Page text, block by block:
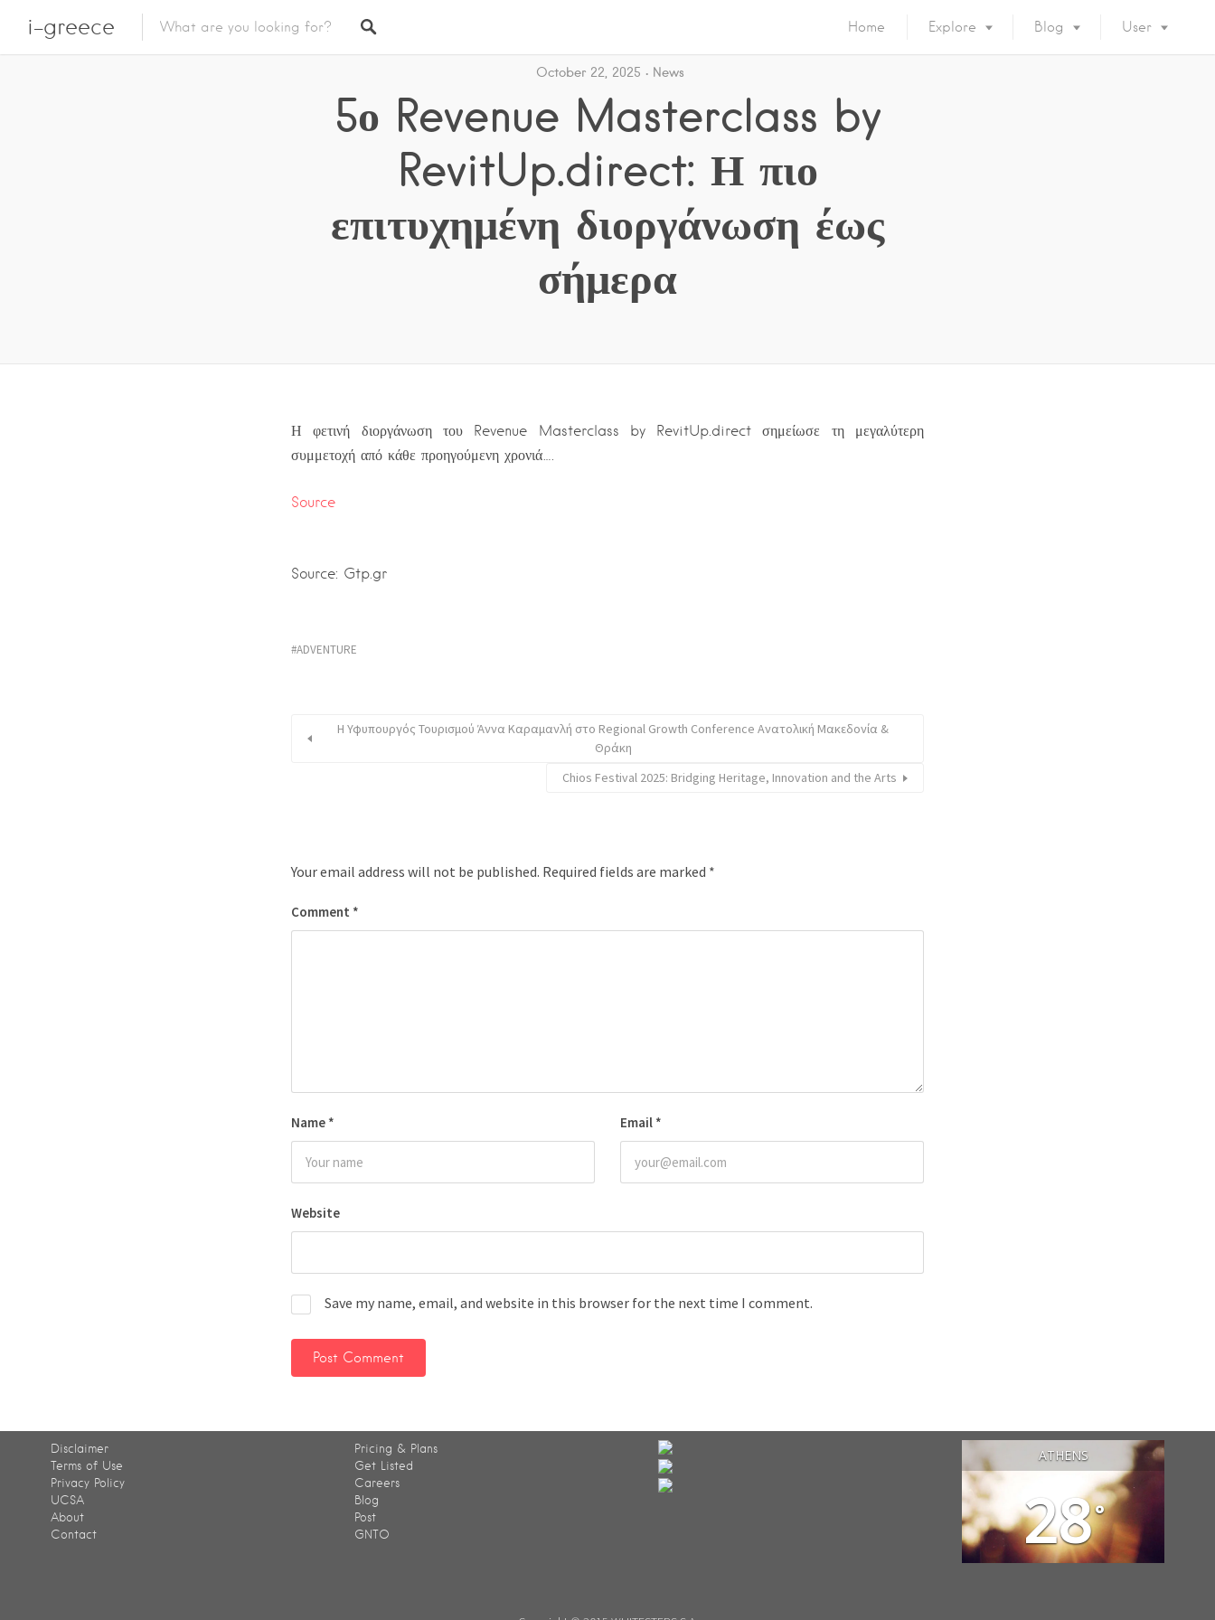
i-greece Home Explore Blog User
October 22, 2025 News
5ο Revenue Masterclass by
RevitUp.direct: Η πιο
επιτυχημένη διοργάνωση έως
σήμερα
Η φετινή διοργάνωση του Revenue Masterclass by RevitUp.direct σημείωσε τη μεγαλύτερη
συμμετοχή από κάθε προηγούμενη χρονιά….
Source
Source: Gtp.gr
ADVENTURE
Η Υφυπουργός Τουρισμού Άννα Καραμανλή στο Regional Growth Conference Ανατολική Μακεδονία &
Θράκη
Chios Festival 2025: Bridging Heritage, Innovation and the Arts
Your email address will not be published. Required fields are marked *
Comment *
Name * Email *
Website
Save my name, email, and website in this browser for the next time I comment.
Disclaimer
Terms of Use
Privacy Policy
UCSA
About
Contact
Pricing & Plans
Get Listed
Careers
Blog
Post
GNTO
ATHENS
28°